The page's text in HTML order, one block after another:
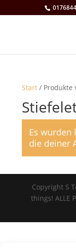
Start/ Produkte
Es wurden
die deiner
Copyright S
things! ALLE